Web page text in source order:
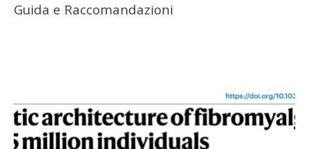
Guida e Raccomandazioni